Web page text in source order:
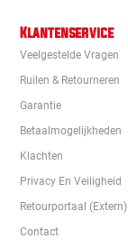
Klantenservice
Veelgestelde Vragen
Ruilen & Retourneren
Garantie
Betaalmogelijkheden
Klachten
Privacy En Veiligheid
Retourportaal (extern)
Contact